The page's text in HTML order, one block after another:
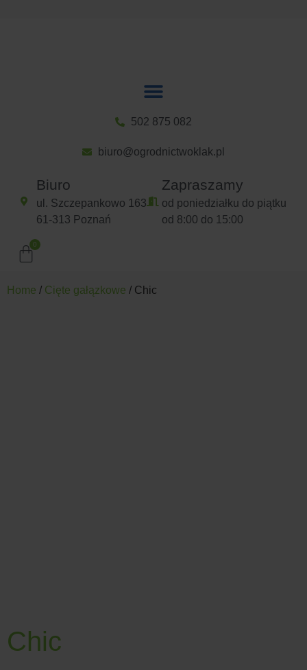
502 875 082
biuro@ogrodnictwoklak.pl
Biuro
ul. Szczepankowo 163
61-313 Poznań
Zapraszamy
od poniedziałku do piątku
od 8:00 do 15:00
Home / Cięte gałązkowe / Chic
Chic